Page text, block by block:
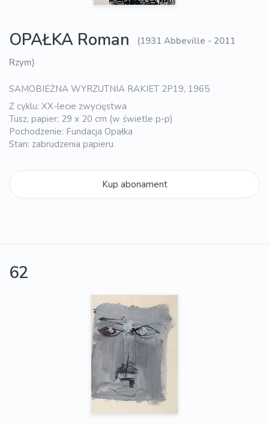
OPAŁKA Roman
(1931 Abbeville - 2011
Rzym)
SAMOBIEŻNA WYRZUTNIA RAKIET 2P19, 1965
Z cyklu: XX-lecie zwycięstwa
Tusz, papier; 29 x 20 cm (w świetle p-p)
Pochodzenie: Fundacja Opałka
Stan: zabrudzenia papieru
Kup abonament
62